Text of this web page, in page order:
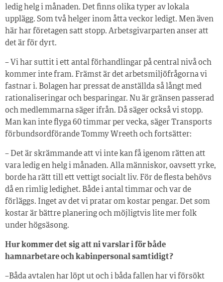
ledig helg i månaden. Det finns olika typer av lokala
upplägg. Som två helger inom åtta veckor ledigt. Men även
här har företagen satt stopp. Arbetsgivarparten anser att
det är för dyrt.
– Vi har suttit i ett antal förhandlingar på central nivå och
kommer inte fram. Främst är det arbetsmiljöfrågorna vi
fastnar i. Bolagen har pressat de anställda så långt med
rationaliseringar och besparingar. Nu är gränsen passerad
och medlemmarna säger ifrån. Då säger också vi stopp.
Man kan inte flyga 60 timmar per vecka, säger Transports
förbundsordförande Tommy Wreeth och fortsätter:
– Det är skrämmande att vi inte kan få igenom rätten att
vara ledig en helg i månaden. Alla människor, oavsett yrke,
borde ha rätt till ett vettigt socialt liv. För de flesta behövs
då en rimlig ledighet. Både i antal timmar och var de
förläggs. Inget av det vi pratar om kostar pengar. Det som
kostar är bättre planering och möjligtvis lite mer folk
under högsäsong.
Hur kommer det sig att ni varslar i för både
hamnarbetare och kabinpersonal samtidigt?
–Båda avtalen har löpt ut och i båda fallen har vi försökt